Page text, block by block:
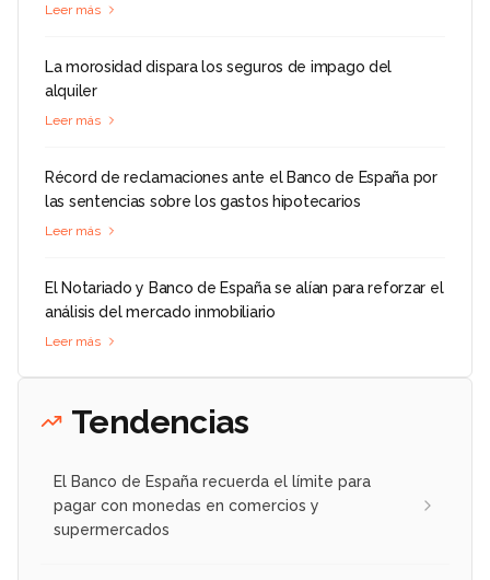
Leer más
La morosidad dispara los seguros de impago del
alquiler
Leer más
Récord de reclamaciones ante el Banco de España por
las sentencias sobre los gastos hipotecarios
Leer más
El Notariado y Banco de España se alían para reforzar el
análisis del mercado inmobiliario
Leer más
Tendencias
El Banco de España recuerda el límite para
pagar con monedas en comercios y
supermercados